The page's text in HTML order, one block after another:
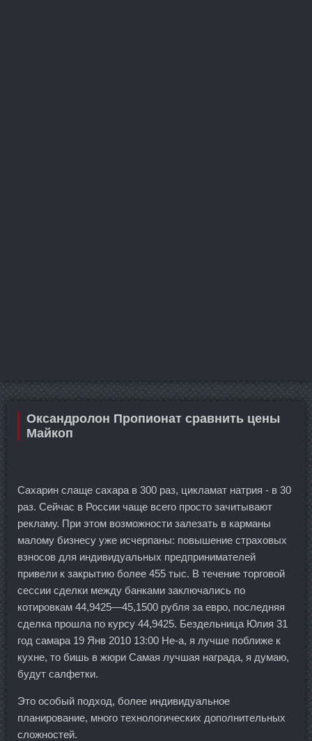
Оксандролон Пропионат сравнить цены
Майкоп
Сахарин слаще сахара в 300 раз, цикламат натрия - в 30
раз. Сейчас в России чаще всего просто зачитывают
рекламу. При этом возможности залезать в карманы
малому бизнесу уже исчерпаны: повышение страховых
взносов для индивидуальных предпринимателей
привели к закрытию более 455 тыс. В течение торговой
сессии сделки между банками заключались по
котировкам 44,9425—45,1500 рубля за евро, последняя
сделка прошла по курсу 44,9425. Бездельница Юлия 31
год самара 19 Янв 2010 13:00 Не-а, я лучше поближе к
кухне, то бишь в жюри Самая лучшая награда, я думаю,
будут салфетки.
Это особый подход, более индивидуальное
планирование, много технологических дополнительных
сложностей.